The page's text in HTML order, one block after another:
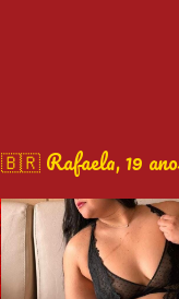
🇧🇷 Rafaela, 19